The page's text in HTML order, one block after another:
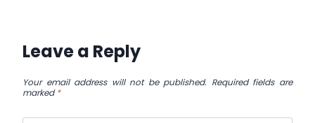
Leave a Reply
Your email address will not be published. Required fields are
marked*